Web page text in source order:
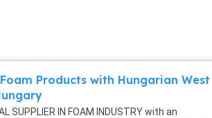
Products with Hungarian West
SUPPLIER IN FOAM INDUSTRY with an